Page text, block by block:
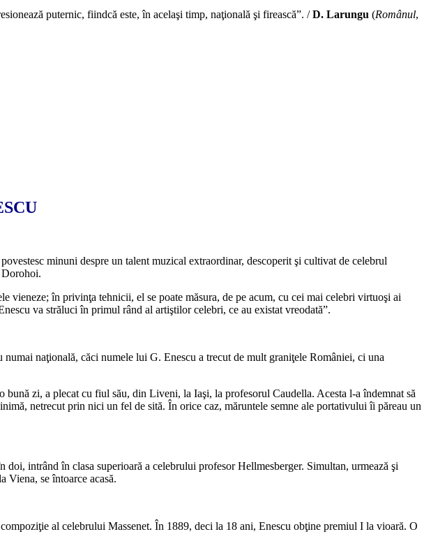
puternic, fiindcă este, în acelaşi timp, naţională şi firească”. /D. Larungu (Românul,
minuni despre un talent muzical extraordinar, descoperit şi cultivat de celebrul
Dorohoi.
vieneze; în privinţa tehnicii, el se poate măsura, de pe acum, cu cei mai celebri virtuoşi ai
va străluci în primul rând al artiştilor celebri, ce au existat vreodată”.
naţională, căci numele lui G. Enescu a trecut de mult graniţele României, ci una
zi, a plecat cu fiul său, din Liveni, la Iaşi, la profesorul Caudella. Acesta l-a îndemnat să
netrecut prin nici un fel de sită. În orice caz, măruntele semne ale portativului îi păreau un
intrând în clasa superioară a celebrului profesor Hellmesberger. Simultan, urmează şi
Viena, se întoarce acasă.
al celebrului Massenet. În 1889, deci la 18 ani, Enescu obţine premiul I la vioară. O